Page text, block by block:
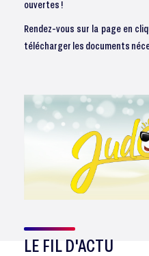
ouvertes !
Rendez-vous sur la page en
télécharger les documents
LE FIL D'ACTU